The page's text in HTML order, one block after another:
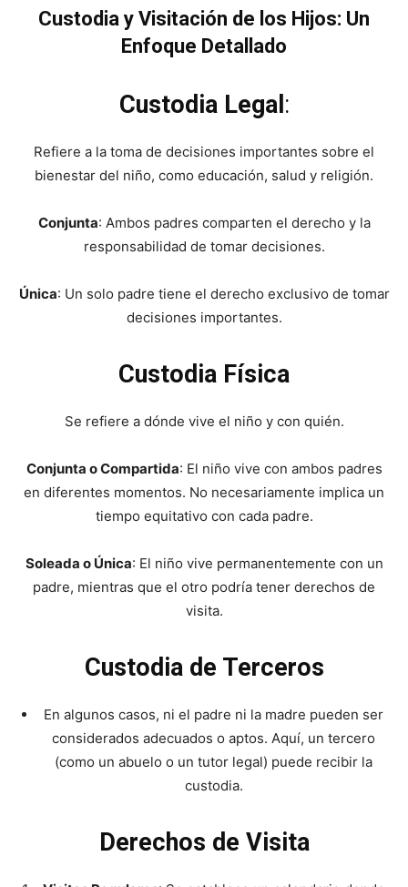
Custodia y Visitación de los Hijos: Un
Enfoque Detallado
Custodia Legal :
Refiere a la toma de decisiones importantes sobre el
bienestar del niño, como educación, salud y religión.
Conjunta: Ambos padres comparten el derecho y la
responsabilidad de tomar decisiones.
Única: Un solo padre tiene el derecho exclusivo de tomar
decisiones importantes.
Custodia Física
Se refiere a dónde vive el niño y con quién.
Conjunta o Compartida: El niño vive con ambos padres
en diferentes momentos. No necesariamente implica un
tiempo equitativo con cada padre.
Soleada o Única: El niño vive permanentemente con un
padre, mientras que el otro podría tener derechos de
visita.
Custodia de Terceros
En algunos casos, ni el padre ni la madre pueden ser
considerados adecuados o aptos. Aquí, un tercero
(como un abuelo o un tutor legal) puede recibir la
custodia.
Derechos de Visita